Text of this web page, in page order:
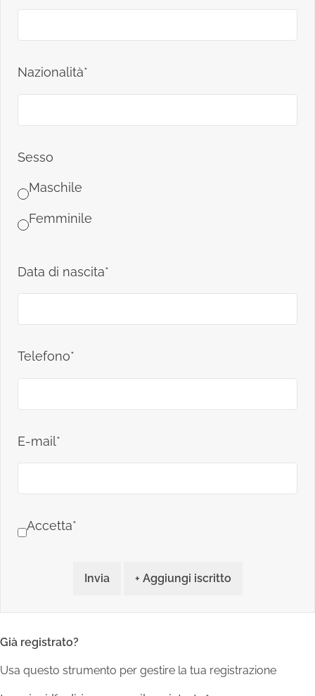
Nazionalità*
Sesso
Maschile
Femminile
Data di nascita*
Telefono*
E-mail*
Accetta*
Invia + Aggiungi iscritto
Già registrato?
Usa questo strumento per gestire la tua registrazione